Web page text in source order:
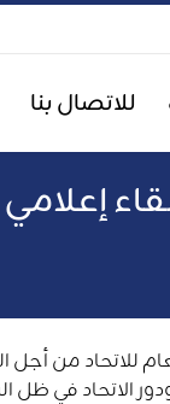
للاتصال بنا
الأمين العام
الاتحاد في ظل